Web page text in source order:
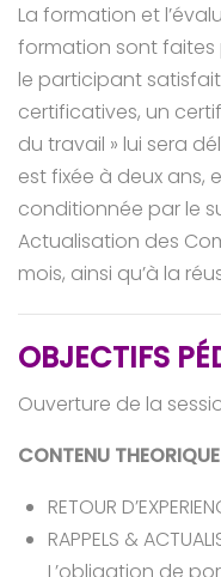
La formation et
formation sont faites
le participant
certificatives, un
du travail » lui sera
est fixée à deux
conditionnée par le
Actualisation des
mois, ainsi qu’à la
OBJECTIFS
Ouverture de la
CONTENU THEORIQUE
RETOUR
RAPPELS &